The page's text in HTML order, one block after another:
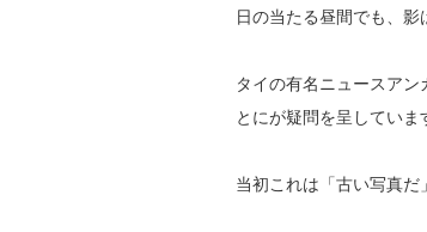
日の当たる昼間でも、影
タイの有名ニュースア
とにが疑問を呈していま
当初これは「古い写真だ